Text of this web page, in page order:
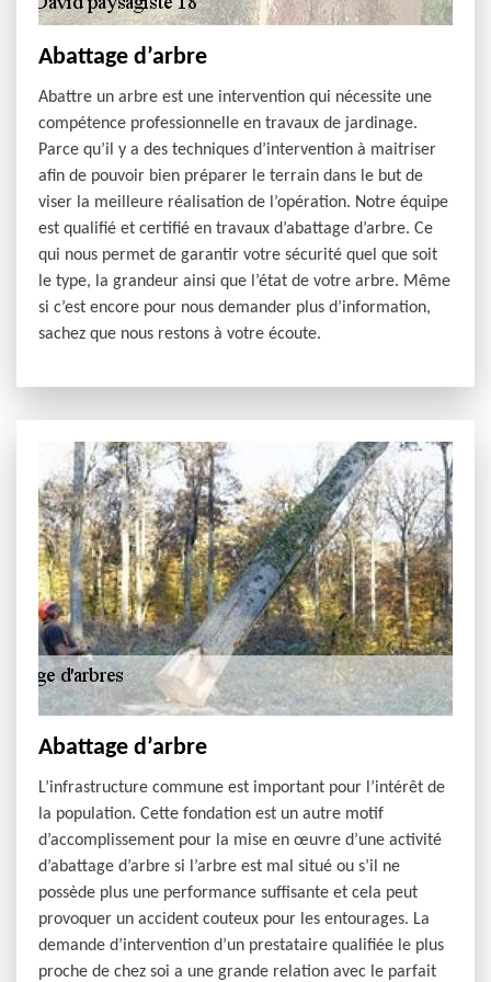
Abattage d’arbre
Abattre un arbre est une intervention qui nécessite une
compétence professionnelle en travaux de jardinage.
Parce qu’il y a des techniques d’intervention à maitriser
afin de pouvoir bien préparer le terrain dans le but de
viser la meilleure réalisation de l’opération. Notre équipe
est qualifié et certifié en travaux d’abattage d’arbre. Ce
qui nous permet de garantir votre sécurité quel que soit
le type, la grandeur ainsi que l’état de votre arbre. Même
si c’est encore pour nous demander plus d’information,
sachez que nous restons à votre écoute.
Abattage d’arbre
L’infrastructure commune est important pour l’intérêt de
la population. Cette fondation est un autre motif
d’accomplissement pour la mise en œuvre d’une activité
d’abattage d’arbre si l’arbre est mal situé ou s’il ne
possède plus une performance suffisante et cela peut
provoquer un accident couteux pour les entourages. La
demande d’intervention d’un prestataire qualifiée le plus
proche de chez soi a une grande relation avec le parfait